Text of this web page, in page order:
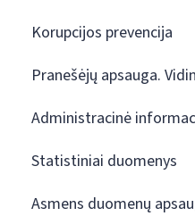
Korupcijos prevencija
Pranešėjų apsauga.
Administracinė
Statistiniai duomenys
Asmens duomenų